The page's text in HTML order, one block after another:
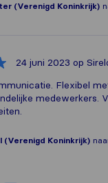
(Verenigd Koninkrijk)
24 juni 2023 op
Flexibel
medewerkers.
(Verenigd Koninkrijk)